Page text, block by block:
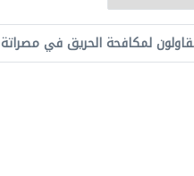
لمكافحة الحريق في مصراتة